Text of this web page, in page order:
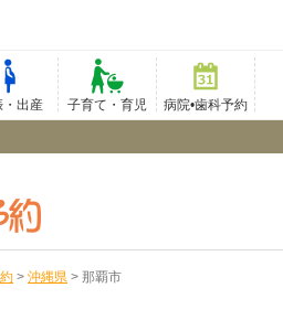
・出産 子育て・育児 病院•歯科予約
> 沖縄県 > 那覇市